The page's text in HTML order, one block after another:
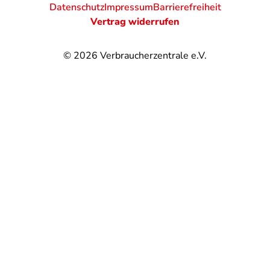
© 2026 Verbraucherzentrale e.V.
DatenschutzImpressumBarrierefreiheit
Vertrag widerrufen